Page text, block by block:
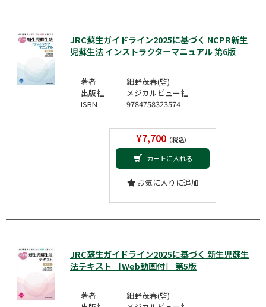
JRC蘇生ガイドライン2025に基づく NCPR新生
児蘇生法 インストラクターマニュアル 第6版
著者
細野茂春(監)
出版社
メジカルビュー社
ISBN
9784758323574
¥7,700（税込）
カートに入れる
お気に入りに追加
JRC蘇生ガイドライン2025に基づく 新生児蘇生
法テキスト ［Web動画付］ 第5版
著者
細野茂春(監)